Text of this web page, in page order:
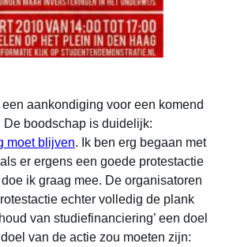
aankondiging voor een komend
De boodschap is duidelijk:
moet blijven. Ik ben erg begaan met
er ergens een goede protestactie
ik graag mee. De organisatoren
echter volledig de plank
van studiefinanciering’ een doel
van de actie zou moeten zijn: